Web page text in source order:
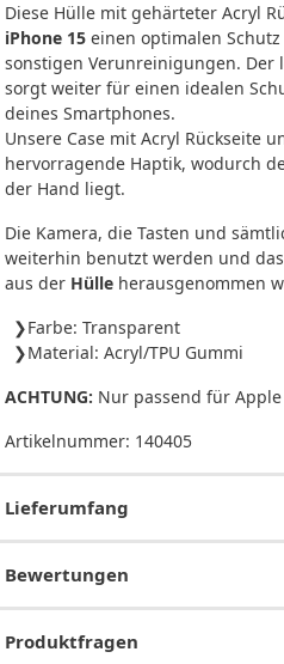
Diese Hülle mit gehärteter Acryl
iPhone 15 einen optimalen
sonstigen Verunreinigungen. Der
sorgt weiter für einen idealen
deines Smartphones.
Unsere Case mit Acryl Rückseite
hervorragende Haptik, wodurch
der Hand liegt.
Die Kamera, die Tasten und
weiterhin benutzt werden und
aus der Hülle herausgenommen
Farbe: Transparent
Material: Acryl/TPU Gummi
ACHTUNG: Nur passend für
Artikelnummer: 140405
Lieferumfang
Bewertungen
Produktfragen